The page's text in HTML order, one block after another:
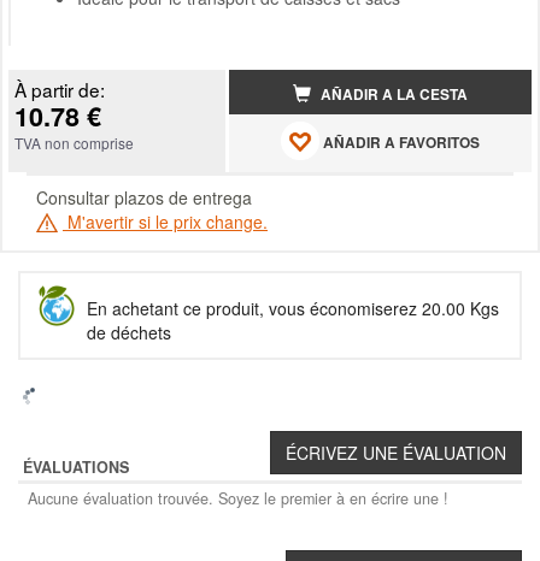
À partir de:
10.78 €
TVA non comprise
AÑADIR A LA CESTA
AÑADIR A FAVORITOS
Consultar plazos de entrega
M'avertir si le prix change.
En achetant ce produit, vous économiserez 20.00 Kgs
de déchets
ÉVALUATIONS
Aucune évaluation trouvée. Soyez le premier à en écrire une !